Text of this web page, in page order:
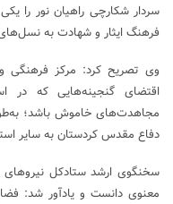
سردار شکارچی راهیان نور را
فرهنگ ایثار و شهادت به نسل‌های
وی تصریح کرد: مرکز فرهنگی
اقتضای گنجینه‌هایی که در
مجاهدت‌های خاموش باشد؛
دفاع مقدس کردستان به سایر
سخنگوی ارشد ستادکل
معنوی دانست و یادآور شد: